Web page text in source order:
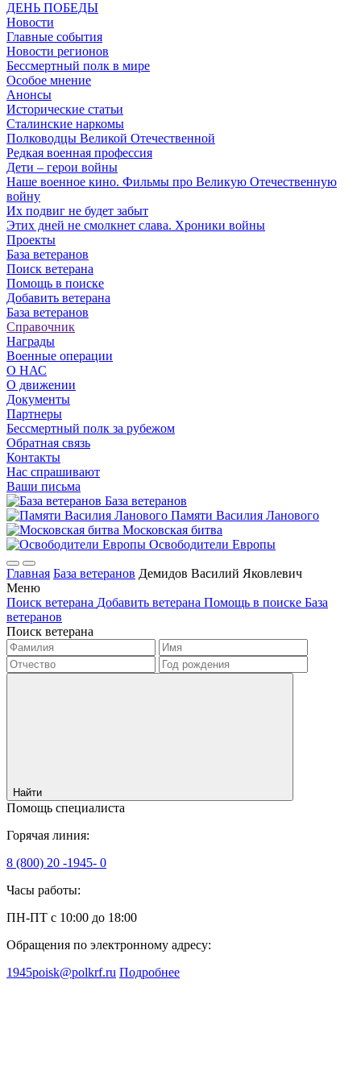
ДЕНЬ ПОБЕДЫ
Новости
Главные события
Новости регионов
Бессмертный полк в мире
Особое мнение
Анонсы
Исторические статьи
Сталинские наркомы
Полководцы Великой Отечественной
Редкая военная профессия
Дети – герои войны
Наше военное кино. Фильмы про Великую Отечественную
войну
Их подвиг не будет забыт
Этих дней не смолкнет слава. Хроники войны
Проекты
База ветеранов
Поиск ветерана
Помощь в поиске
Добавить ветерана
База ветеранов
Справочник
Награды
Военные операции
О НАС
О движении
Документы
Партнеры
Бессмертный полк за рубежом
Обратная связь
Контакты
Нас спрашивают
Ваши письма
База ветеранов
Памяти Василия Ланового
Московская битва
Освободители Европы
Главная База ветеранов Демидов Василий Яковлевич
Меню
Поиск ветерана Добавить ветерана Помощь в поиске База
ветеранов
Поиск ветерана
Найти
Помощь специалиста
Горячая линия:
8 (800) 20 -1945- 0
Часы работы:
ПН-ПТ с 10:00 до 18:00
Обращения по электронному адресу:
1945poisk@polkrf.ru Подробнее